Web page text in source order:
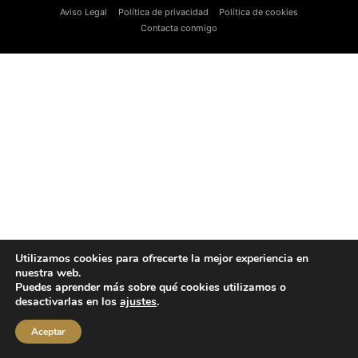
Aviso Legal Política de privacidad
Política de cookies
Contacta conmigo
Utilizamos cookies para ofrecerte la mejor experiencia en
nuestra web.
Puedes aprender más sobre qué cookies utilizamos o
desactivarlas en los ajustes.
Aceptar